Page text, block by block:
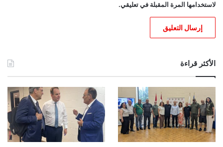
لاستخدامها المرة المقبلة في تعليقي.
الأكثر قراءة